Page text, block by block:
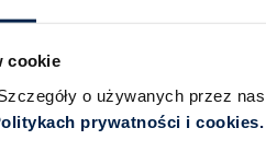
cookie
o używanych przez
prywatności i cookies.​
Jeśli lubisz
musisz. To